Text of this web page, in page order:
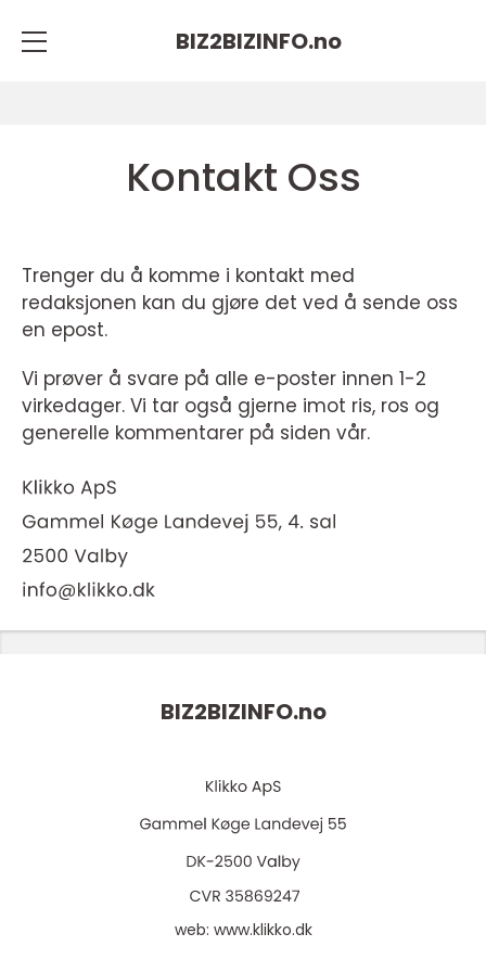
BIZ2BIZINFO.no
Kontakt Oss
Trenger du å komme i kontakt med
redaksjonen kan du gjøre det ved å sende oss
en epost.
Vi prøver å svare på alle e-poster innen 1-2
virkedager. Vi tar også gjerne imot ris, ros og
generelle kommentarer på siden vår.
BIZ2BIZINFO.no
web: www.klikko.dk